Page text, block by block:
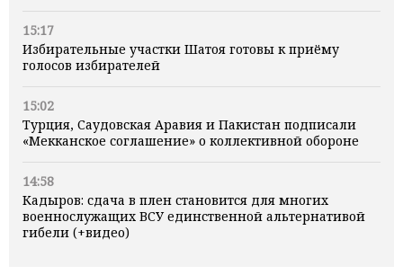
15:17
Избирательные участки Шатоя готовы к приёму
голосов избирателей
15:02
Турция, Саудовская Аравия и Пакистан подписали
«Мекканское соглашение» о коллективной обороне
14:58
Кадыров: сдача в плен становится для многих
военнослужащих ВСУ единственной альтернативой
гибели (+видео)